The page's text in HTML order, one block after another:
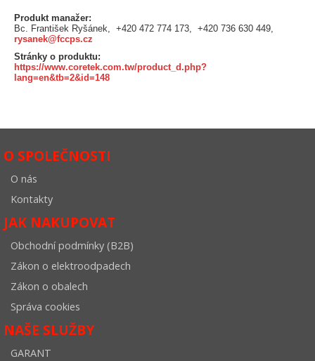
Produkt manažer:
Bc. František Ryšánek, +420 472 774 173, +420 736 630 449,
rysanek@fccps.cz
Stránky o produktu:
https://www.coretek.com.tw/product_d.php?
lang=en&tb=2&id=148
O SPOLEČNOSTI
O nás
Kontakty
JAK NAKUPOVAT
Obchodní podmínky (B2B)
Zákon o elektroodpadech
Zákon o obalech
Správa cookies
NAŠE SLUŽBY
GARANT